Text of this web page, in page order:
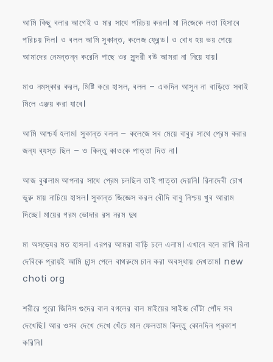
আমি কিছু বলার আগেই ও মার সাথে পরিচয় করল। মা নিজেকে লতা হিসাবে
পরিচয় দিল। ও বলল আমি সুকান্ত, কলেজ ফ্রেন্ড। ও বোধ হয় ভয় পেয়ে
আমাদের নেমন্তন্ন করেনি পাছে ওর সুন্দরী বউ আমরা না নিয়ে যায়।
মাও নমস্কার করল, মিষ্টি করে হাসল, বলল – একদিন আসুন না বাড়িতে সবাই
মিলে এঞ্জয় করা যাবে।
আমি আশ্চর্য হলাম। সুকান্ত বলল – কলেজে সব মেয়ে বাবুর সাথে প্রেম করার
জন্য ব্যস্ত ছিল – ও কিন্তু কাওকে পাত্তা দিত না।
আজ বুঝলাম আপনার সাথে প্রেম চলছিল তাই পাত্তা দেয়নি। রিনাদেবী চোখ
ভুরু মায় নাচিয়ে হাসল। সুকান্ত জিজ্ঞেস করল বৌদি বাবু নিশ্চয় খুব আরাম
দিচ্ছে। মায়ের গরম ভোদার রস নরম দুধ
মা অসভ্যের মত হাসল। এরপর আমরা বাড়ি চলে এলাম। এখানে বলে রাখি রিনা
দেবিকে প্রায়ই আমি চান্স পেলে বাথরুমে চান করা অবস্থায় দেখতাম। new
choti org
শরীরে পুরো জিনিস গুদের বাল বগলের বাল মাইয়ের সাইজ বোঁটা পোঁদ সব
দেখেছি। আর ওসব দেখে দেখে খেঁচে মাল ফেলতাম কিন্তু কোনদিন প্রকাশ
করিনি।